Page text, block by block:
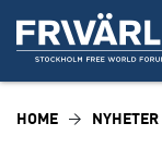
HOME NYHETER